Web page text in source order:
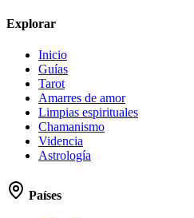
Explorar
Inicio
Guías
Tarot
Amarres de amor
Limpias espirituales
Chamanismo
Videncia
Astrología
Países